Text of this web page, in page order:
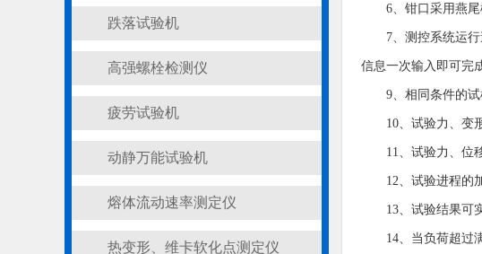
跌落试验机
高强螺栓检测仪
疲劳试验机
动静万能试验机
熔体流动速率测定仪
热变形、维卡软化点测定仪
6、钳口采用燕
7、测控系统运
信息一次输入即可完
9、相同条件的
10、试验力、变
11、试验力、位
12、试验进程的
13、试验结果可
14、当负荷超过